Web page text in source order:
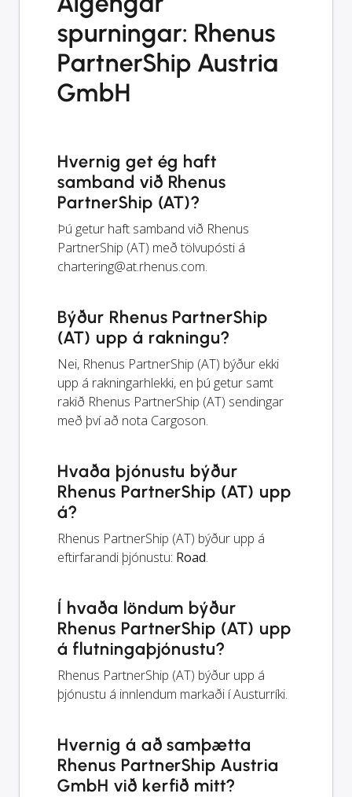
spurningar: Rhenus
PartnerShip Austria
GmbH
Hvernig get ég haft
samband við Rhenus
PartnerShip (AT)?
Þú getur haft samband við Rhenus
PartnerShip (AT) með tölvupósti á
chartering@at.rhenus.com.
Býður Rhenus PartnerShip
(AT) upp á rakningu?
Nei, Rhenus PartnerShip (AT) býður ekki
upp á rakningarhlekki, en þú getur samt
rakið Rhenus PartnerShip (AT) sendingar
með því að nota Cargoson.
Hvaða þjónustu býður
Rhenus PartnerShip (AT) upp
á?
Rhenus PartnerShip (AT) býður upp á
eftirfarandi þjónustu: Road.
Í hvaða löndum býður
Rhenus PartnerShip (AT) upp
á flutningaþjónustu?
Rhenus PartnerShip (AT) býður upp á
þjónustu á innlendum markaði í Austurríki.
Hvernig á að samþætta
Rhenus PartnerShip Austria
GmbH við kerfið mitt?